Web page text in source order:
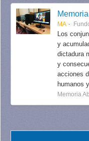
MA
Los
y
dictadura
y
acciones
humanos
Memoria